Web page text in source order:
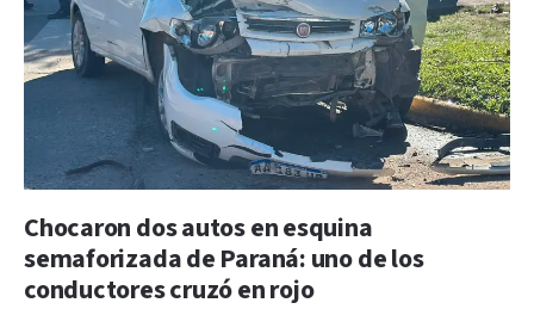
Chocaron dos autos en esquina
semaforizada de Paraná: uno de los
conductores cruzó en rojo